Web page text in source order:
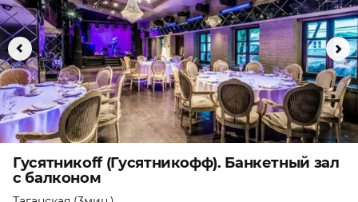
Гусятникоff (Гусятникофф). Банкетный зал
с балконом